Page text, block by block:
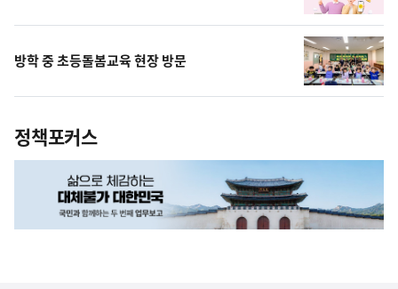
방학 중 초등돌봄교육 현장 방문
정책포커스